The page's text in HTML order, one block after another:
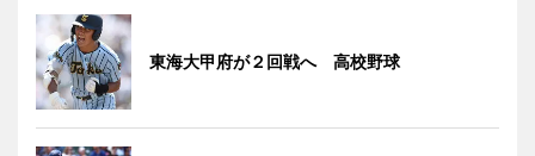
東海大甲府が２回戦へ 高校野球